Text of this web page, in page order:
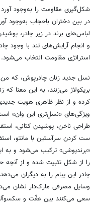
شکل‌گیری مقاومت را به‌وجود آورد
در بین دختران باحجاب به‌وجود
لباس‌های برند در زیر چادر،
و انجام آرایش‌های تند با وجود
استراتژی مقاومت انتخاب می‌شود.
نسل جدید زنان چادرپوش، که من
بریکولاژ می‌زنند، به این معنا
کرده و از نظر ظاهری هویت
ویژگی‌های «نسلِ‌تری این وان»
طراحی ناخن، پوشیدن کتانی،
ست کردن سرآستین با مانتو،
«برندپوشی» ترکیب می‌شود و به
را از شکل تثبیت شده و از آنچه
چادر این پیام را به دیگران
وسایل مصرفی مارک‌دار نشان
سعی می‌کنند بین عفّت و